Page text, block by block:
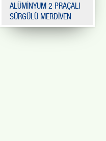
ALÜMİNYUM 2 PRAÇALI
SÜRGÜLÜ MERDİVEN